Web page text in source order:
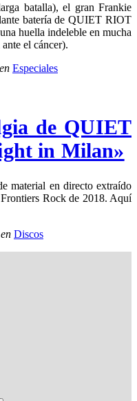
batalla), el gran Frankie
batería de QUIET RIOT
huella indeleble en mucha
el cáncer).
en Especiales
de QUIET
in Milan»
material en directo extraído
Rock de 2018. Aquí
en Discos